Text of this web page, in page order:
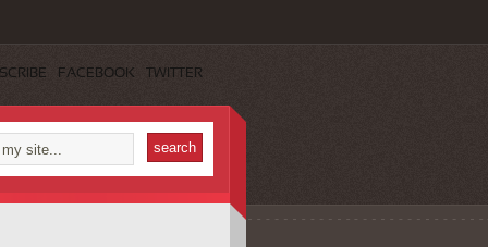
FACEBOOK TWITTER